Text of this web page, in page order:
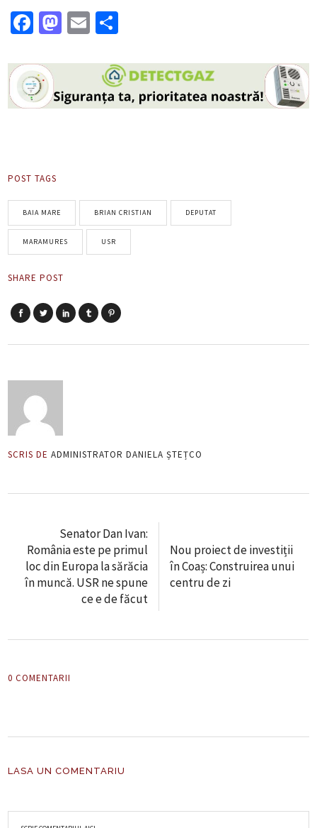
Facebook
Mastodon
Email
POST TAGS
BAIA MARE BRIAN CRISTIAN DEPUTAT
MARAMURES USR
SHARE POST
SCRIS DE ADMINISTRATOR DANIELA ȘTEȚCO
Senator Dan Ivan:
România este pe primul
loc din Europa la sărăcia
în muncă. USR ne spune
ce e de făcut
Nou proiect de investiții
în Coaș: Construirea unui
centru de zi
0 COMENTARII
LASA UN COMENTARIU